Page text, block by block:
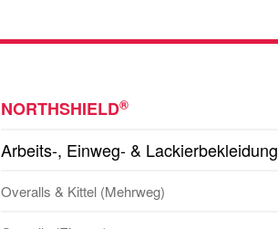
NORTHSHIELD®
Arbeits-, Einweg- & Lackierbekleidung
Overalls & Kittel (Mehrweg)